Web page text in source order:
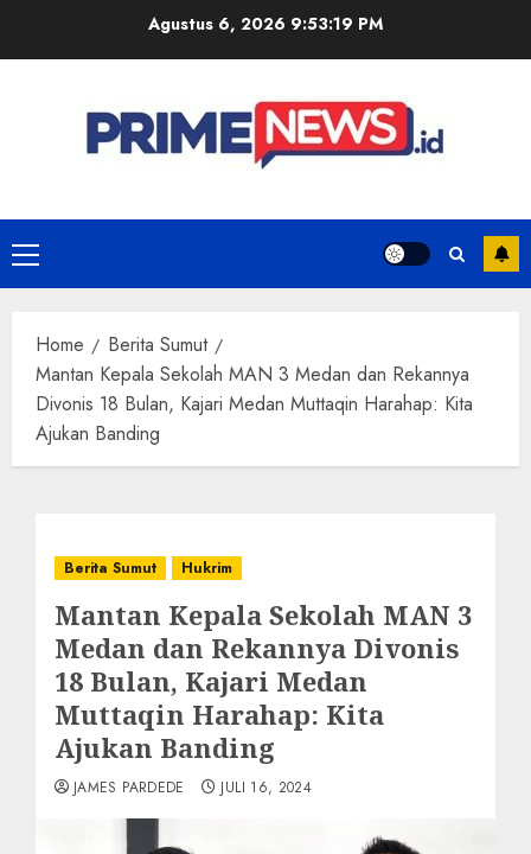
Agustus 6, 2026 9:53:20 PM
Primary
Menu
Home
Berita Sumut
Mantan Kepala Sekolah MAN 3 Medan dan Rekannya
Divonis 18 Bulan, Kajari Medan Muttaqin Harahap: Kita
Ajukan Banding
Berita Sumut Hukrim
Mantan Kepala Sekolah MAN 3
Medan dan Rekannya Divonis
18 Bulan, Kajari Medan
Muttaqin Harahap: Kita
Ajukan Banding
JAMES PARDEDE JULI 16, 2024